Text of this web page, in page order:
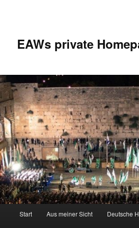
EAWs private
Start Aus meiner Sicht Deutsche